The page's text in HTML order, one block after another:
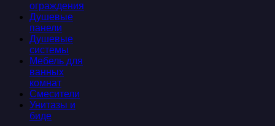
ограждения
Душевые
панели
Душевые
системы
Мебель для
ванных
комнат
Смесители
Унитазы и
биде